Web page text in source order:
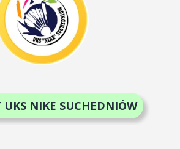
UKS NIKE SUCHEDNIÓW